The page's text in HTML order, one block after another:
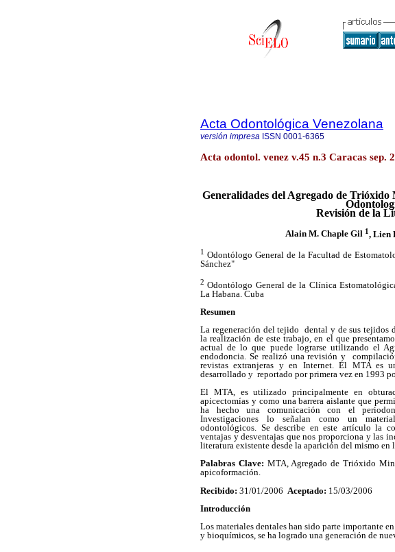
Acta Odontológica Venezolana
versión impresa ISSN 0001-6365
Acta odontol. venez v.45 n.3 Caracas sep.
Generalidades del Agregado de
Revisión de la
Alain M. Chaple Gil 1, Lien
1 Odontólogo General de la Facultad de
Sánchez"
2 Odontólogo General de la Clínica
La Habana. Cuba
Resumen
La regeneración del tejido
dental y de sus tejidos
la realización de este trabajo, en el que
actual de lo que puede lograrse utilizando el
endodoncia. Se realizó una revisión y
revistas extranjeras y en Internet. El MTA es
desarrollado y reportado por primera vez en 1993
El MTA, es utilizado principalmente en
apicectomías y como una barrera aislante que
ha hecho una comunicación con el
Investigaciones lo señalan como un
odontológicos. Se describe en este artículo la
ventajas y desventajas que nos proporciona y las
literatura existente desde la aparición del mismo
Palabras Clave: MTA, Agregado de Trióxido
apicoformación.
Recibido: 31/01/2006 Aceptado: 15/03/2006
Introducción
Los materiales dentales han sido parte importante
y bioquímicos, se ha logrado una generación de